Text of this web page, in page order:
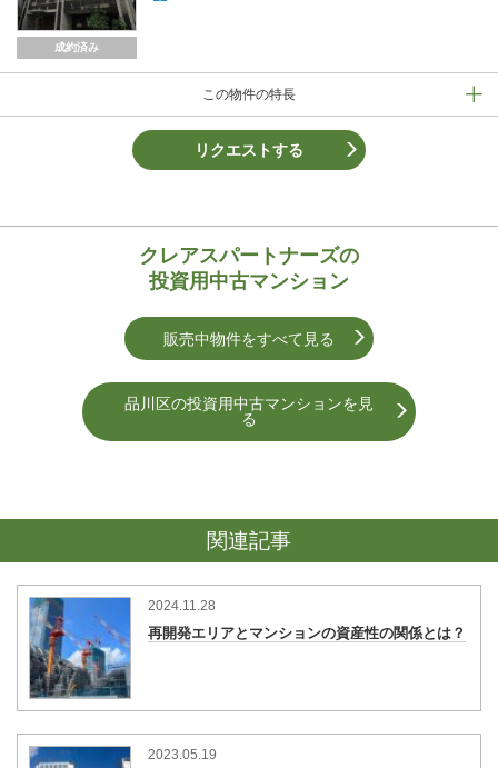
成約済み
この物件の特長
リクエストする
クレアスパートナーズの
投資用中古マンション
販売中物件をすべて見る
品川区の投資用中古マンションを⾒
る
関連記事
再開発エリアとマンションの資産性の関係とは？
2024.11.28
2023.05.19